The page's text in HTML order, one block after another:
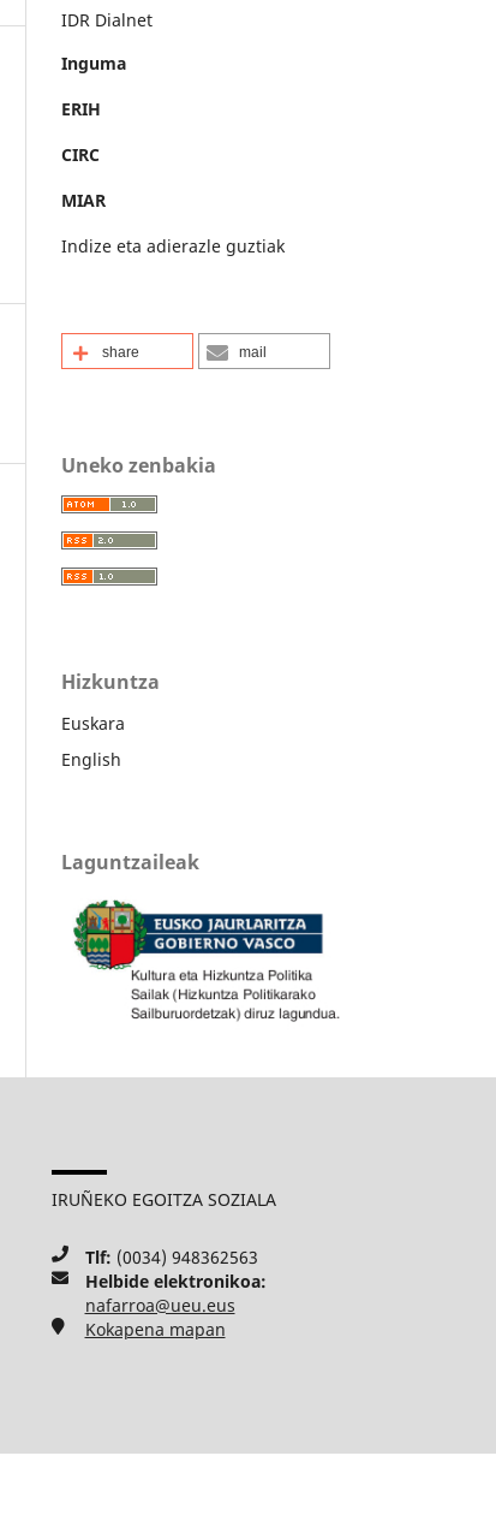
IDR Dialnet
Inguma
ERIH
CIRC
MIAR
Indize eta adierazle guztiak
share mail
Uneko zenbakia
Hizkuntza
Euskara
English
Laguntzaileak
IRUÑEKO EGOITZA SOZIALA
Tlf: (0034) 948362563
Helbide elektronikoa:
nafarroa@ueu.eus
Kokapena mapan